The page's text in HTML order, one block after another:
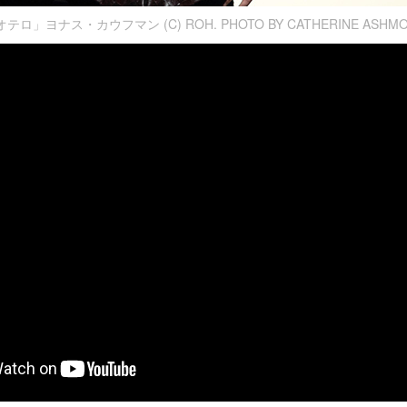
テロ」ヨナス・カウフマン (C) ROH. PHOTO BY CATHERINE